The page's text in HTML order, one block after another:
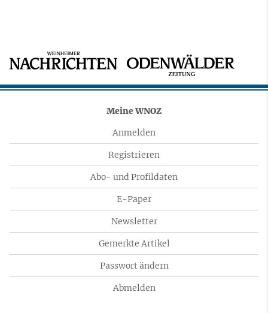
Meine WNOZ
Anmelden
Registrieren
Abo- und Profildaten
E-Paper
Newsletter
Gemerkte Artikel
Passwort ändern
Abmelden